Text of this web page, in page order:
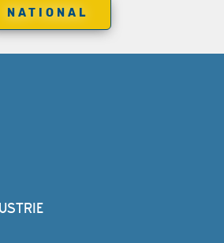
NATIONAL